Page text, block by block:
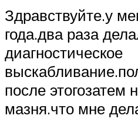
Здравствуйте.у
года.два раза
диагностическое
после этогозатем
мазня.что мне